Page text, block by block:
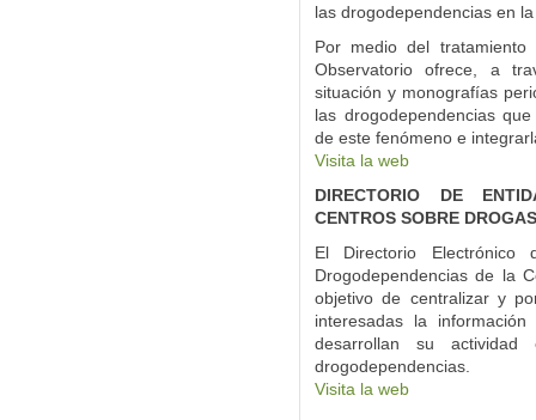
las drogodependencias en
Por medio del
Observatorio ofrece, a
situación y monografías
las drogodependencias
de este fenómeno e
Visita la web
DIRECTORIO DE
CENTROS SOBRE DROGAS
El Directorio Electrónico
Drogodependencias de la
objetivo de centralizar y
interesadas la
desarrollan su
drogodependencias.
Visita la web